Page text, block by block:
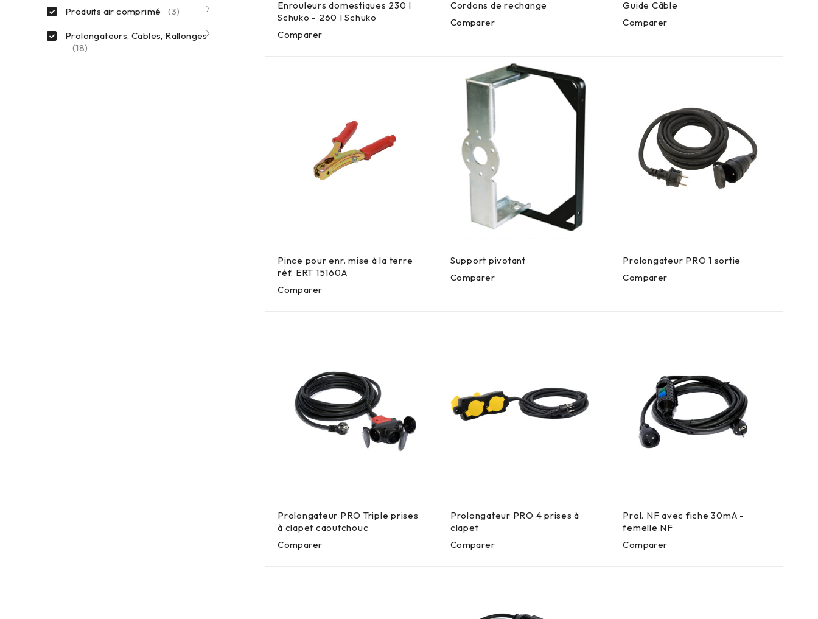
Produits air comprimé (3)
Prolongateurs, Cables, Rallonges
(18)
Enrouleurs domestiques 230 I
Schuko - 260 I Schuko
Comparer
Cordons de rechange
Comparer
Guide Câble
Comparer
Pince pour enr. mise à la terre
réf. ERT 15160A
Comparer
Support pivotant
Comparer
Prolongateur PRO 1 sortie
Comparer
Prolongateur PRO Triple prises
à clapet caoutchouc
Comparer
Prolongateur PRO 4 prises à
clapet
Comparer
Prol. NF avec fiche 30mA -
femelle NF
Comparer